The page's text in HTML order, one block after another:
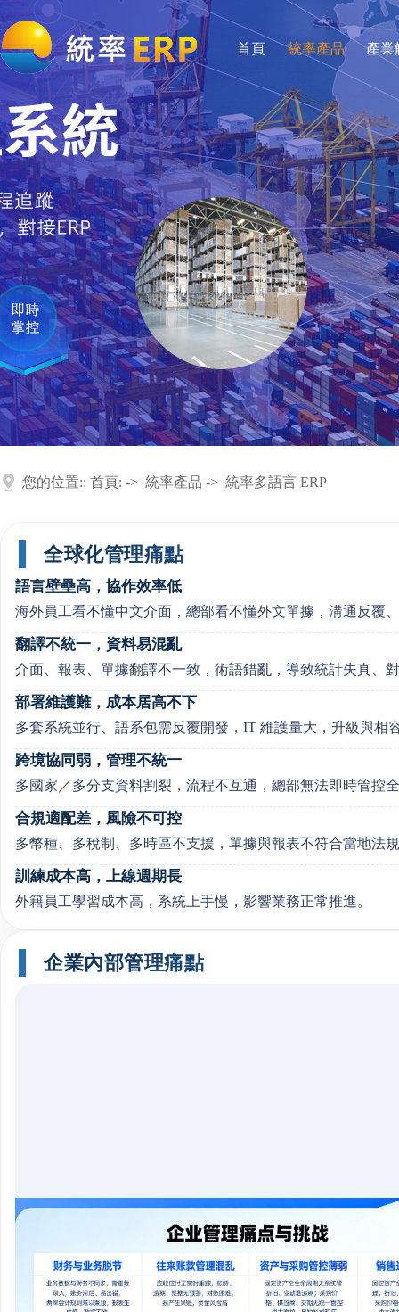
首頁 統率產品 產業
您的位置:: 首頁: -> 統率產品 -> 統率多語言 ERP
全球化管理痛點
語言壁壘高，協作效率低
海外員工看不懂中文介面，總部看不懂外文單據，溝通反覆
翻譯不統一，資料易混亂
介面、報表、單據翻譯不一致，術語錯亂，導致統計失真、
部署維護難，成本居高不下
多套系統並行、語系包需反覆開發，IT 維護量大，升級與相
跨境協同弱，管理不統一
多國家／多分支資料割裂，流程不互通，總部無法即時管控
合規適配差，風險不可控
多幣種、多稅制、多時區不支援，單據與報表不符合當地法
訓練成本高，上線週期長
外籍員工學習成本高，系統上手慢，影響業務正常推進。
企業內部管理痛點